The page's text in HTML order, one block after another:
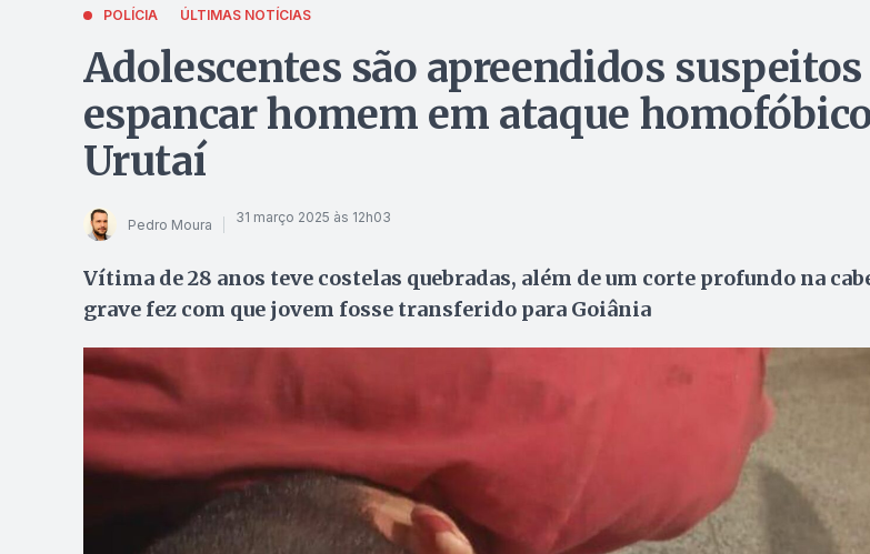
POLÍCIA ÚLTIMAS NOTÍCIAS
Adolescentes são apreendidos suspeitos
espancar homem em ataque
Urutaí
Pedro Moura 31 março 2025 às 12h03
Vítima de 28 anos teve costelas quebradas, além de um corte profundo na
grave fez com que jovem fosse transferido para Goiânia